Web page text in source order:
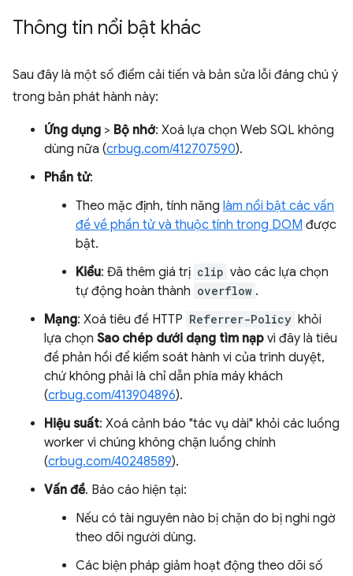
Thông tin nổi bật khác
Sau đây là một số điểm cải tiến và bản sửa lỗi đáng chú ý
trong bản phát hành này:
Ứng dụng > Bộ nhớ: Xoá lựa chọn Web SQL không
dùng nữa (crbug.com/412707590).
Phần tử:
Theo mặc định, tính năng làm nổi bật các vấn
đề về phần tử và thuộc tính trong DOM được
bật.
Kiểu: Đã thêm giá trị clip vào các lựa chọn
tự động hoàn thành overflow .
Mạng: Xoá tiêu đề HTTP Referrer-Policy khỏi
lựa chọn Sao chép dưới dạng tìm nạp vì đây là tiêu
đề phản hồi để kiểm soát hành vi của trình duyệt,
chứ không phải là chỉ dẫn phía máy khách
(crbug.com/413904896).
Hiệu suất: Xoá cảnh báo "tác vụ dài" khỏi các luồng
worker vì chúng không chặn luồng chính
(crbug.com/40248589).
Vấn đề. Báo cáo hiện tại:
Nếu có tài nguyên nào bị chặn do bị nghi ngờ
theo dõi người dùng.
Các biện pháp giảm hoạt động theo dõi số